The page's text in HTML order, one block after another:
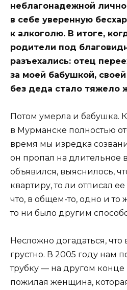
неблагонадежной
в себе уверенную
к алкоголю. В итоге,
родители под
разъехались: отец
за моей бабушкой,
без деда стало тяжело
Потом умерла и бабушка.
в Мурманске полностью
время мы изредка
он пропал на длительное
объявился, выяснилось,
квартиру, то ли отписал
что, в общем-то, одно и то
то ни было другим
Несложно догадаться, что
грустно. В 2005 году нам
трубку — на другом
пожилая женщина,